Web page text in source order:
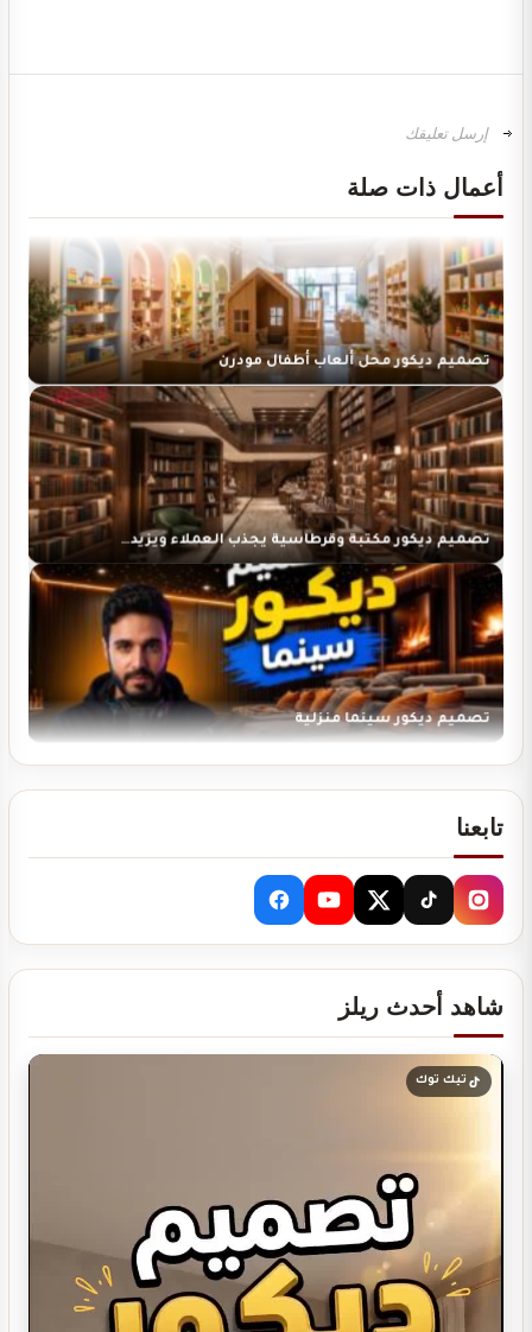
أعمال ذات صلة
تصميم ديكور مركز تجميل نسائي فاخر وأنيق
تصميم ديكور محل ألعاب أطفال مودرن
تصميم ديكور مكتبة وقرطاسية يجذب العملاء ويزيد…
تصميم ديكور سينما منزلية
تصميم ديكور مدينة العاب مائية
تصميم ديكور نادي رياضي GYM
دراسة جدوى لمشروعك
تابعنا
شاهد أحدث ريلز
تيك توك